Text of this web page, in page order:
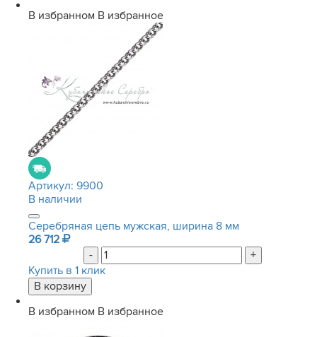
В избранном В избранное
Артикул: 9900
В наличии
Серебряная цепь мужская, ширина 8 мм
26 712
-
+
Купить в 1 клик
В избранном В избранное